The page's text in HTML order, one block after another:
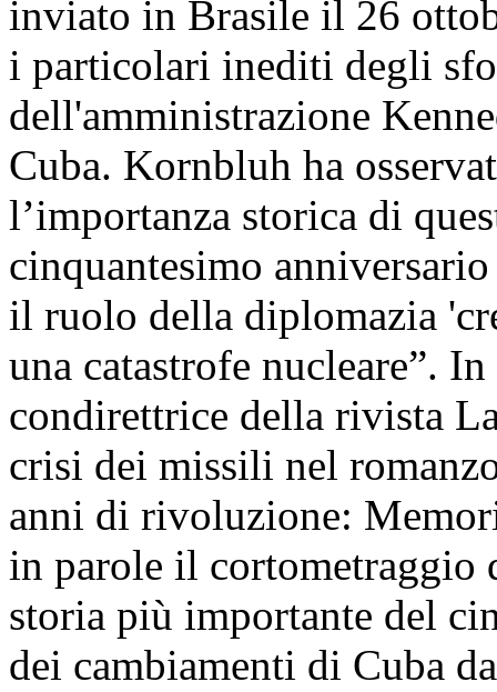
inviato in Brasile il 26
i particolari inediti degli
dell'amministrazione
Cuba. Kornbluh ha
l’importanza storica di
cinquantesimo
il ruolo della diplomazia
una catastrofe nucleare”.
condirettrice della rivista
crisi dei missili nel
anni di rivoluzione:
in parole il cortometraggio
storia più importante del
dei cambiamenti di Cuba